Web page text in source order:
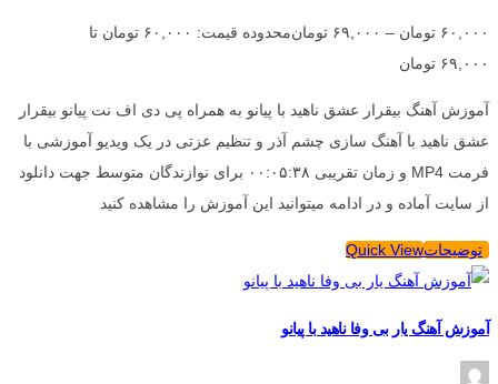
۶۰,۰۰۰ تومان – ۶۹,۰۰۰ تومان
محدوده قیمت: ۶۰,۰۰۰ تومان تا
۶۹,۰۰۰ تومان
آموزش آهنگ بیقرار عشق ناهید با پیانو به همراه پی دی اف نت پیانو بیقرار
عشق ناهید با آهنگ سازی چشم آذر و تنظیم عزتی در یک ویدیو آموزشی با
فرمت MP4 و زمان تقریبی ۰۰:۰۵:۳۸ برای نوازندگان متوسط جهت دانلود
از سایت آماده و در ادامه میتوانید این آموزش را مشاهده کنید
توضیحاتQuick View
آموزش آهنگ یار بی وفا ناهید با پیانو